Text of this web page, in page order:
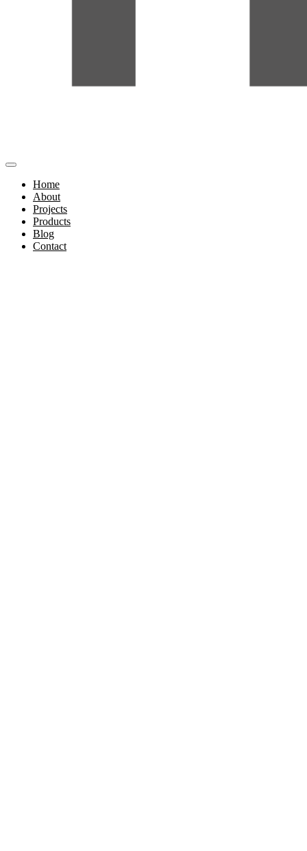
Home
About
Projects
Products
Blog
Contact